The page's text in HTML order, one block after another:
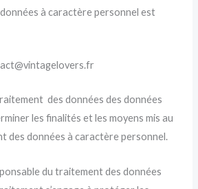
à caractère personnel est
des données des données
les finalités et les moyens mis au
des données à caractère personnel.
du traitement des données